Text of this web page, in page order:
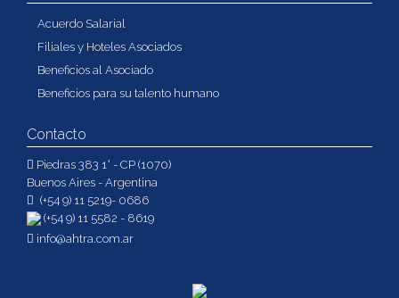
Acuerdo Salarial
Filiales y Hoteles Asociados
Beneficios al Asociado
Beneficios para su talento humano
Contacto
Piedras 383 1° - CP (1070)
Buenos Aires - Argentina
(+54 9) 11 5219- 0686
(+54 9) 11 5582 - 8619
info@ahtra.com.ar